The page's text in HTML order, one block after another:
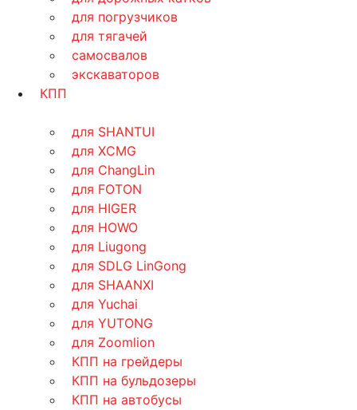
для погрузчиков
для тягачей
самосвалов
экскаваторов
КПП
для SHANTUI
для XCMG
для ChangLin
для FOTON
для HIGER
для HOWO
для Liugong
для SDLG LinGong
для SHAANXI
для Yuchai
для YUTONG
для Zoomlion
КПП на грейдеры
КПП на бульдозеры
КПП на автобусы